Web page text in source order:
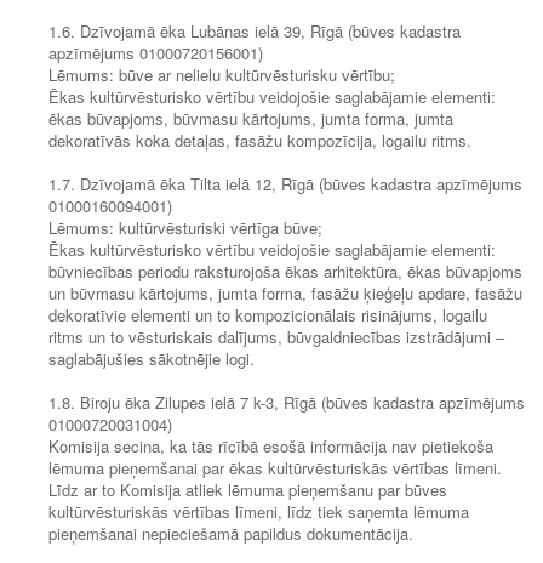
1.6. Dzīvojamā ēka Lubānas ielā 39, Rīgā (būves kadastra
apzīmējums 01000720156001)
Lēmums: būve ar nelielu kultūrvēsturisku vērtību;
Ēkas kultūrvēsturisko vērtību veidojošie saglabājamie elementi:
ēkas būvapjoms, būvmasu kārtojums, jumta forma, jumta
dekoratīvās koka detaļas, fasāžu kompozīcija, logailu ritms.
1.7. Dzīvojamā ēka Tilta ielā 12, Rīgā (būves kadastra apzīmējums
01000160094001)
Lēmums: kultūrvēsturiski vērtīga būve;
Ēkas kultūrvēsturisko vērtību veidojošie saglabājamie elementi:
būvniecības periodu raksturojoša ēkas arhitektūra, ēkas būvapjoms
un būvmasu kārtojums, jumta forma, fasāžu ķieģeļu apdare, fasāžu
dekoratīvie elementi un to kompozicionālais risinājums, logailu
ritms un to vēsturiskais dalījums, būvgaldniecības izstrādājumi –
saglabājušies sākotnējie logi.
1.8. Biroju ēka Zilupes ielā 7 k-3, Rīgā (būves kadastra apzīmējums
01000720031004)
Komisija secina, ka tās rīcībā esošā informācija nav pietiekoša
lēmuma pieņemšanai par ēkas kultūrvēsturiskās vērtības līmeni.
Līdz ar to Komisija atliek lēmuma pieņemšanu par būves
kultūrvēsturiskās vērtības līmeni, līdz tiek saņemta lēmuma
pieņemšanai nepieciešamā papildus dokumentācija.